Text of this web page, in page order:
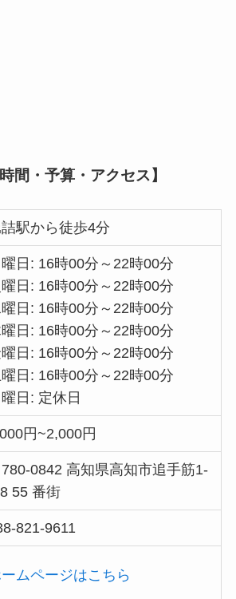
間・予算・アクセス】
駅から徒歩4分
曜日: 16時00分～22時00分
曜日: 16時00分～22時00分
日: 16時00分～22時00分
日: 16時00分～22時00分
日: 16時00分～22時00分
曜日: 16時00分～22時00分
曜日: 定休日
円~2,000円
0842 高知県高知市追手筋1-
55 番街
821-9611
ムページはこちら